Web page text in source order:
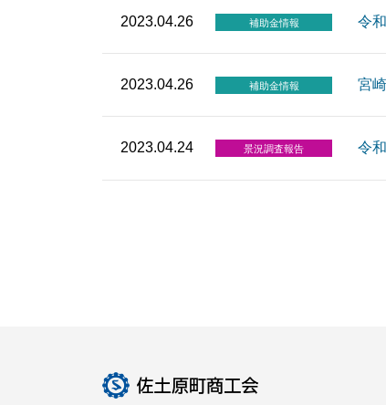
2023.04.26 補助金情報 令
2023.04.26 補助金情報 宮
2023.04.24 景況調査報告 令